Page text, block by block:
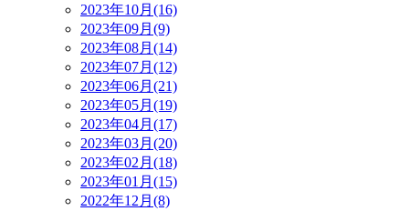
2023年10月(16)
2023年09月(9)
2023年08月(14)
2023年07月(12)
2023年06月(21)
2023年05月(19)
2023年04月(17)
2023年03月(20)
2023年02月(18)
2023年01月(15)
2022年12月(8)